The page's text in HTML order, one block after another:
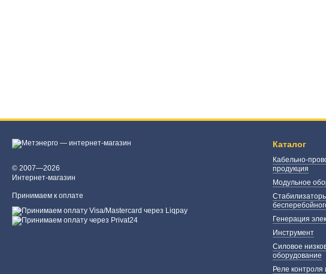
© 2007—2026
Интернет-магазин
Принимаем к оплате
Каталог
Кабельно-
продукция
Модульное
Генерация
Инструмент
Силовое
оборудование
Реле контроля